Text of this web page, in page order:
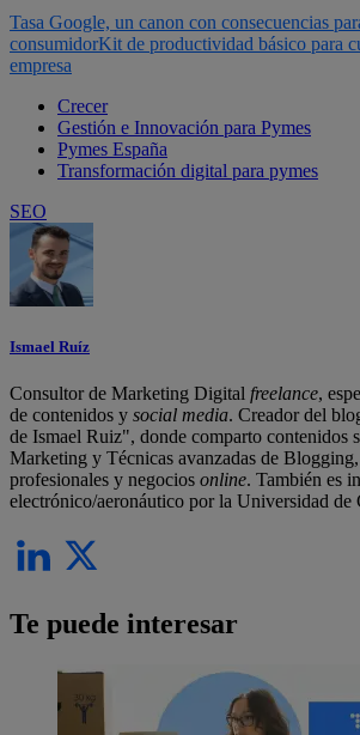
Tasa Google, un canon con consecuencias
consumidorKit de productividad básico para
empresa
Crecer
Gestión e Innovación para Pymes
Pymes España
Transformación digital para pymes
SEO
Ismael Ruíz
Consultor de Marketing Digital freelance,
de contenidos y social media. Creador del
de Ismael Ruiz", donde comparto contenidos
Marketing y Técnicas avanzadas de
profesionales y negocios online. También es
electrónico/aeronáutico por la Universidad de
Te puede interesar